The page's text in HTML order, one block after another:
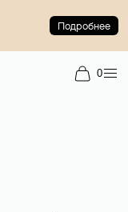
Подробнее
0